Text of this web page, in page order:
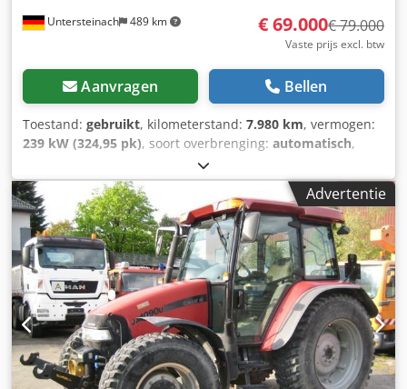
Untersteinach 489 km € 69.000€ 79.000
Vaste prijs excl. btw
Aanvragen Bellen
Toestand: gebruikt, kilometerstand: 7.980 km, vermogen:
239 kW (324,95 pk), soort overbrenging: automatisch,
geel
01/2013, Bouwjaar:2013, Uitrusting:airconditioning, =
Verdere opties en accessoires = - Airconditioning - Radio
Dksdpfsy Hu U Aex Abior - Stuurbekrachtiging - Zonneklep
= Opmerkingen = +++Gewicht: 24.000 kg Km/h+++
+++4x4+++ +++Banden 26,5xR25 90%+++
+++Werklampen+++ +++Trillingsdemper+++
+++Differentieelslot vooras+++ +++Schop 3,6 m³+++
+++Weegschaal+++ - Algemeen: - Motor: Case -
Transmissie: Automaat - Totaal aantal zitplaatsen: 1 -
Veiligheid: - Achteruitrijcamera - Passagiersruimte: -
Airconditioning - Ventilatienozzles - Exterieur: -
Advertentie